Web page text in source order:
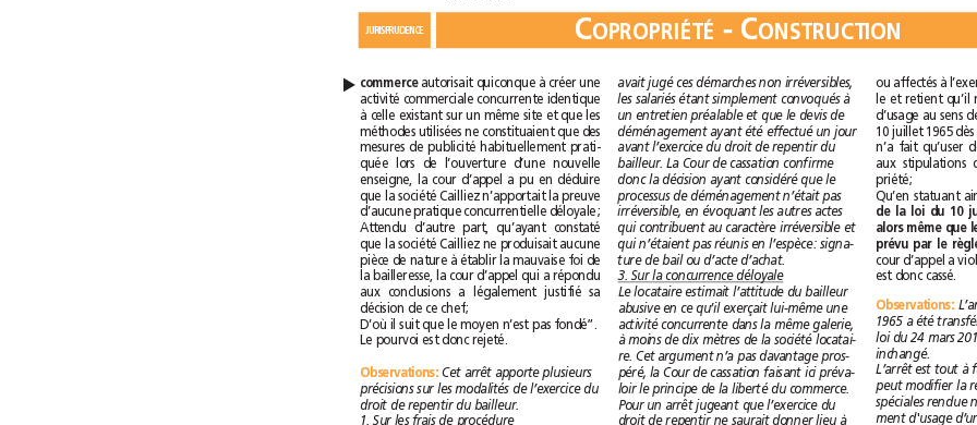
commerce
autorisait quiconque à créer une
activité commerciale concurrente identique
à celle existant sur un même site et que les
méthodes utilisées ne constituaient que des
mesures de publicité habituellement prati-
quée lors de l’ouverture d’une nouvelle
enseigne, la cour d’appel a pu en déduire
que la société Cailliez n’apportait la preuve
d’aucune pratique concurrentielle déloyale;
Attendu d’autre part, qu’ayant constaté
que la société Cailliez ne produisait aucune
pièce de nature à établir la mauvaise foi de
la bailleresse, la cour d’appel qui a répondu
aux conclusions a légalement justifié sa
décision de ce chef;
D’où il suit que le moyen n’est pas fondé”.
Le pourvoi est donc rejeté.
Observations:
Cet arrêt apporte plusieurs
précisions sur les modalités de l’exercice du
droit de repentir du bailleur.
avait jugé ces démarches non irréversibles,
les salariés étant simplement convoqués à
un entretien préalable et que le devis de
déménagement ayant été effectué un jour
avant l’exercice du droit de repentir du
bailleur. La Cour de cassation confirme
donc la décision ayant considéré que le
processus de déménagement n’était pas
irréversible, en évoquant les autres actes
qui contribuent au caractère irréversible et
qui n’étaient pas réunis en l’espèce: signa-
ture de bail ou d’acte d’achat.
3. Sur la concurrence déloyale
Le locataire estimait l’attitude du bailleur
abusive en ce qu’il exerçait lui-même une
activité concurrente dans la même galerie,
à moins de dix mètres de la société locatai-
re. Cet argument n’a pas davantage pros-
péré, la Cour de cassation faisant ici préva-
loir le principe de la liberté du commerce.
Pour un arrêt jugeant que l’exercice du
priété;
est donc cassé.
Observations:
inchangé.
C OPROPRIÉTÉ - C ONSTRUCTION
▲
JURISPRUDENCE